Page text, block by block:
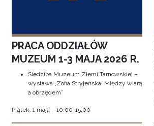
PRACA ODDZIAŁÓW
MUZEUM 1-3 MAJA 2026 R.
Siedziba Muzeum Ziemi Tarnowskiej –
wystawa „Zofia Stryjeńska. Między wiarą
a obrzędem”
Piątek, 1 maja – 10:00-15:00